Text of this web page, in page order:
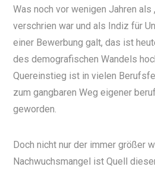
Was noch vor wenigen Jahren als
verschrien war und als Indiz für
einer Bewerbung galt, das ist
des demografischen Wandels
Quereinstieg ist in vielen
zum gangbaren Weg eigener
geworden.
Doch nicht nur der immer größer
Nachwuchsmangel ist Quell